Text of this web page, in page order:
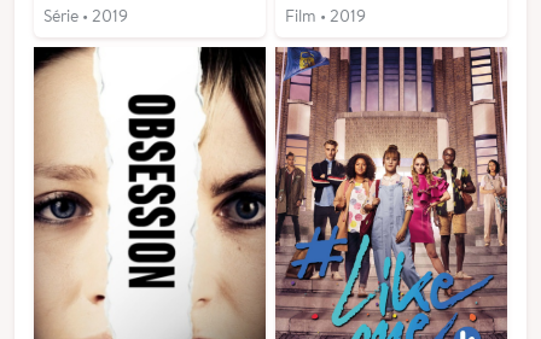
Série • 2019 Film • 2019